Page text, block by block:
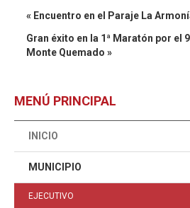
« Encuentro en el Paraje La
Gran éxito en la 1ª Maratón por el
Monte Quemado »
MENÚ PRINCIPAL
INICIO
MUNICIPIO
EJECUTIVO